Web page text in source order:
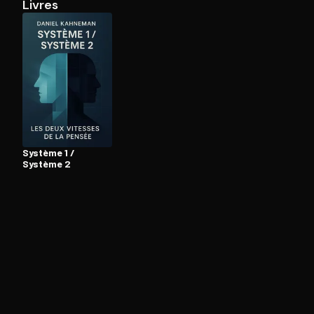
Livres
Système 1 /
Système 2